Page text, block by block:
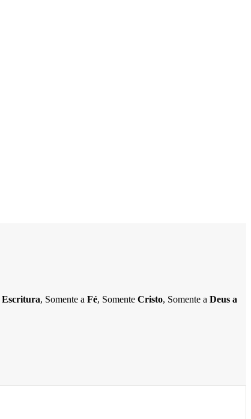
Escritura, Somente a Fé, Somente Cristo, Somente a Deus a